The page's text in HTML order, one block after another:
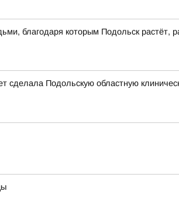
благодаря которым Подольск растёт,
сделала Подольскую областную